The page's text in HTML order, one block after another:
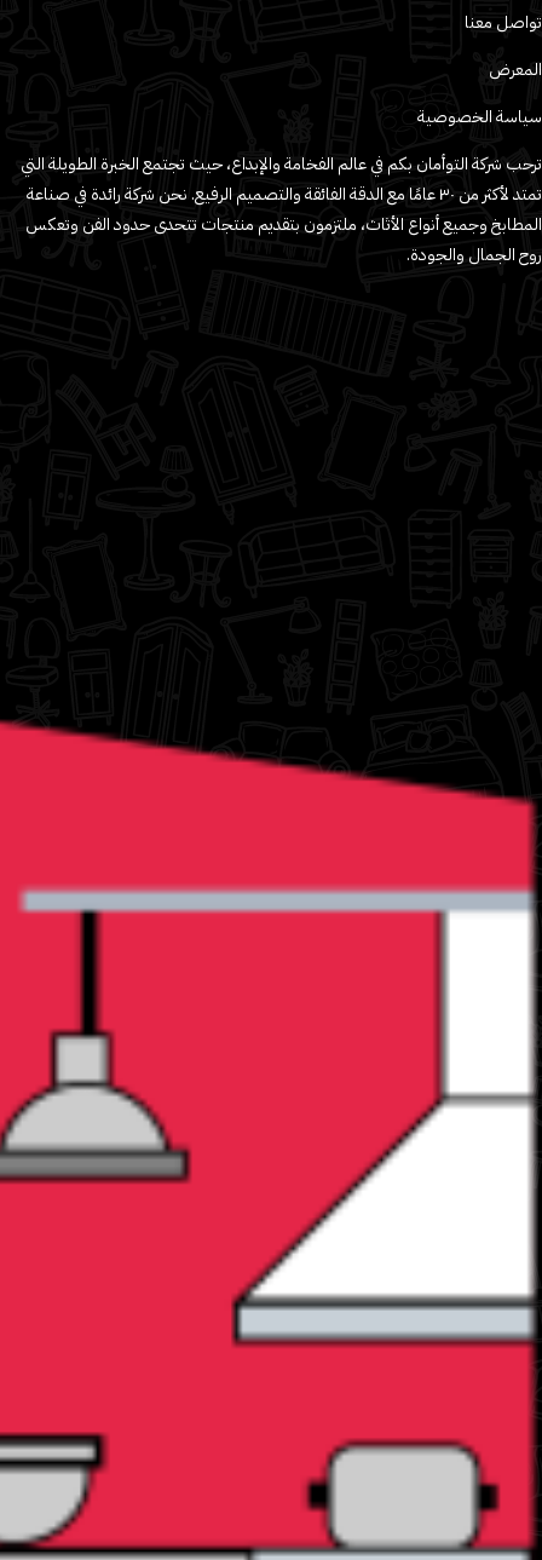
تواصل معنا
المعرض
سياسة الخصوصية
ترحب شركة التوأمان بكم في عالم الفخامة والإبداع، حيث تجتمع الخبرة الطويلة التي
تمتد لأكثر من ٣٠ عامًا مع الدقة الفائقة والتصميم الرفيع. نحن شركة رائدة في صناعة
المطابخ وجميع أنواع الأثاث، ملتزمون بتقديم منتجات تتحدى حدود الفن وتعكس
روح الجمال والجودة.